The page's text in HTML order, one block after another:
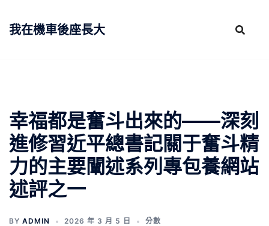
我在機車後座長大
幸福都是奮斗出來的——深刻
進修習近平總書記關于奮斗精
力的主要闡述系列專包養網站
述評之一
BY ADMIN 2026 年 3 月 5 日 分數